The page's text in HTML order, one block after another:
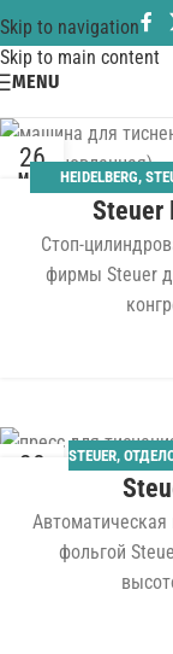
Skip to navigation
Skip to main content
MENU
26
МАР HEIDELBERG,
Steuer
Стоп-
фирмы Steuer
30 STEUER,
фольгой